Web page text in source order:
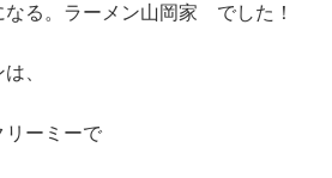
なる。ラーメン山岡家 でした！
、
リーミーで